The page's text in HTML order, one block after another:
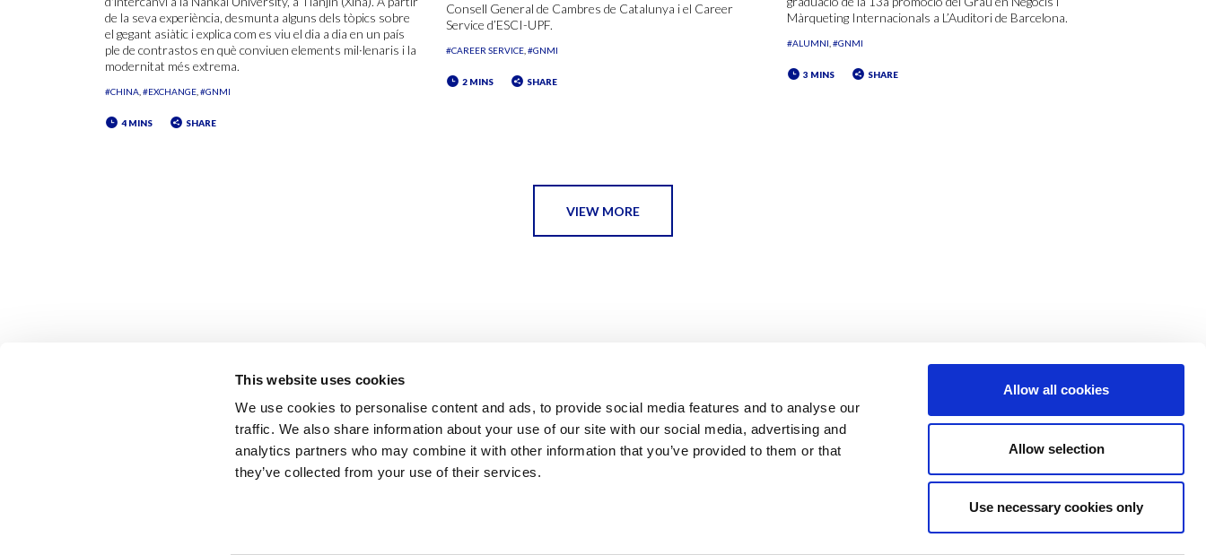
This website uses cookies
We use cookies to personalise content and ads, to provide social media features and to analyse our
traffic. We also share information about your use of our site with our social media, advertising and
analytics partners who may combine it with other information that you’ve provided to them or that
they’ve collected from your use of their services.
Allow all cookies
Allow selection
Use necessary cookies only
de la seva experiència, desmunta alguns dels tòpics sobre
el gegant asiàtic i explica com es viu el dia a dia en un país
ple de contrastos en què conviuen elements mil·lenaris i la
modernitat més extrema.
#CHINA #EXCHANGE #GNMI
4 MINS SHARE
Consell General de Cambres de Catalunya i el Career
Service d’ESCI-UPF.
#CAREER SERVICE #GNMI
2 MINS SHARE
Màrqueting Internacionals a L’Auditori de Barcelona.
#ALUMNI #GNMI
3 MINS SHARE
VIEW MORE